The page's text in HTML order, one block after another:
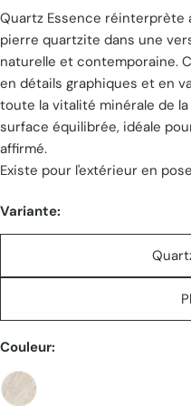
unitaire
Quartz Essence réinterprète
pierre quartzite dans une
naturelle et contemporaine.
en détails graphiques et en
toute la vitalité minérale de
surface équilibrée, idéale
affirmé.
Existe pour l'extérieur en
Variante:
Couleur: